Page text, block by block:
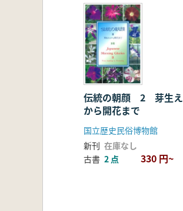
伝統の朝顔 2 芽生え
から開花まで
国立歴史民俗博物館
新刊 在庫なし
古書 2 点 330 円~